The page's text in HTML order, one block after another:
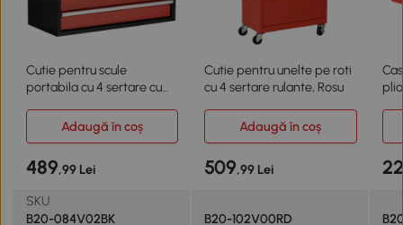
Cutie pentru scule
portabila cu 4 sertare cu
Cutie pentru unelte pe roti
cu 4 sertare rulante, Rosu
Adaugă în coș Adaugă în coș
489,99 Lei 509,99 Lei
SKU
B20-084V02BK
B20-102V00RD